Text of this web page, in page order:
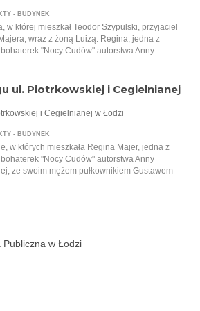
wędrowca zaprasza ją do środka.
do zastawionego stołu i zaczyna snuć
opowieść, odkrywając kawałek po
historię wielkiej miłości, której
salonów bogatych mieszczan. Opowiada o
Jedyna taka noc w roku, która sprawia,
staje się możliwe…
- BUDYNEK
w której mieszkał Teodor Szypulski, przyjaciel
wraz z żoną Luizą. Regina, jedna z
bohaterek "Nocy Cudów" autorstwa Anny
o Tadeuszu Samborskim, malarzu, który
dla Szypulskich kobiecy akt.
ul. Piotrkowskiej i Cegielnianej
i Cegielnianej w Łodzi
- BUDYNEK
w których mieszkała Regina Majer, jedna z
bohaterek "Nocy Cudów" autorstwa Anny
ze swoim mężem pułkownikiem Gustawem
Publiczna w Łodzi